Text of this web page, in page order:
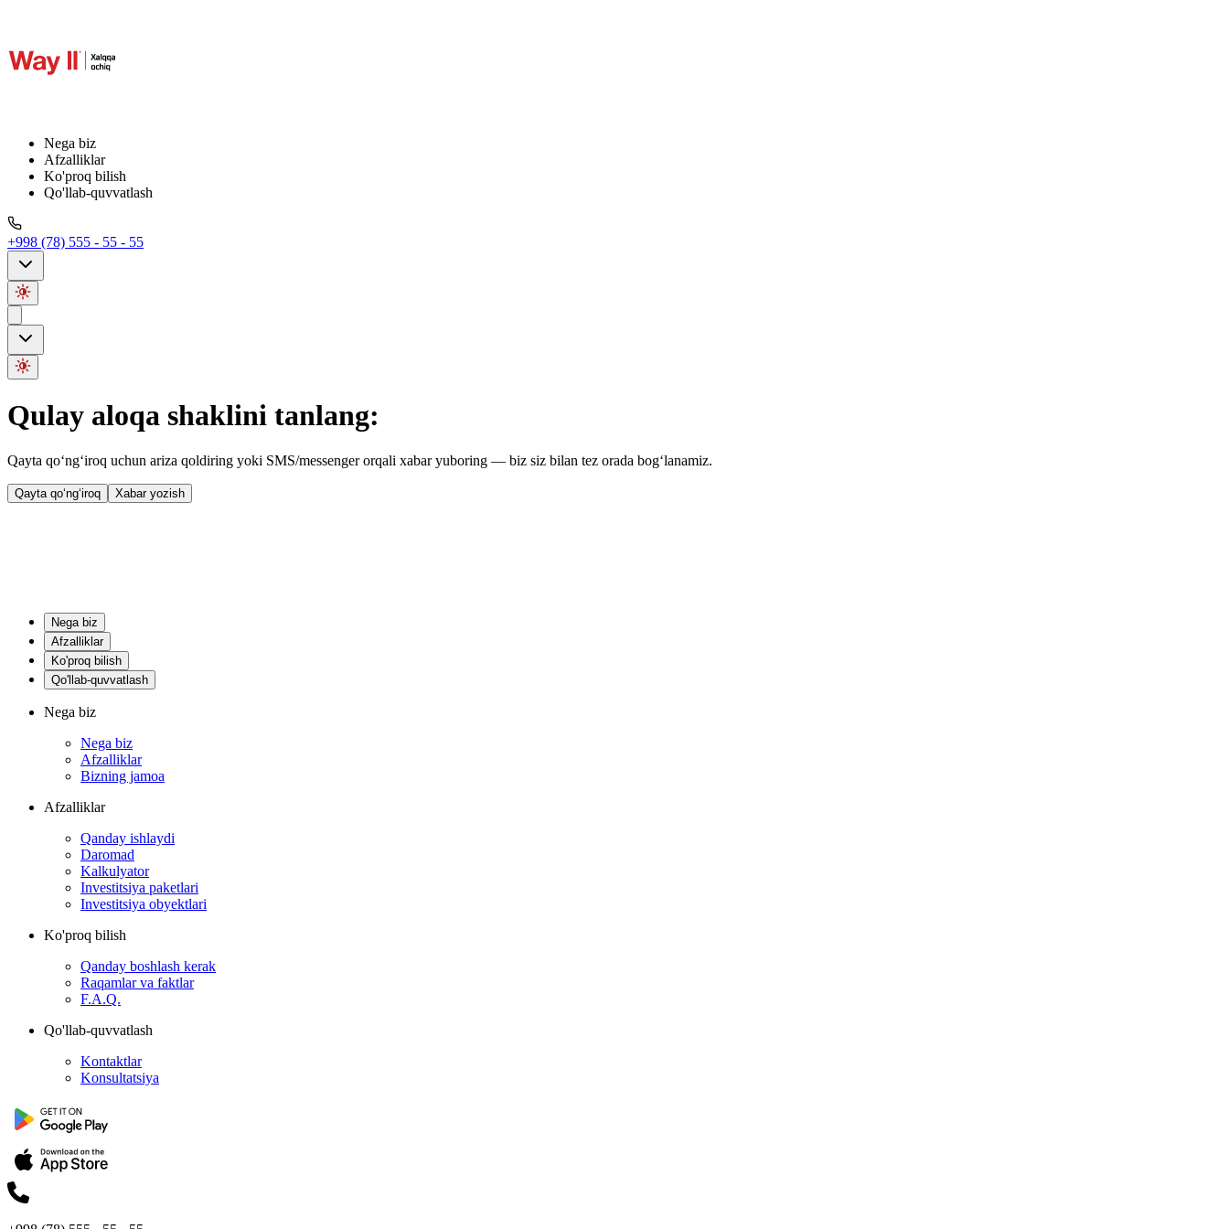
Nega biz
Afzalliklar
Ko'proq bilish
Qo'llab-quvvatlash
+998 (78) 555 - 55 - 55
Qulay aloqa shaklini tanlang:
Qayta qo‘ng‘iroq uchun ariza qoldiring yoki SMS/messenger orqali xabar yuboring — biz siz bilan tez orada bog‘lanamiz.
Qayta qo‘ng‘iroq Xabar yozish
Nega biz
Afzalliklar
Ko'proq bilish
Qo'llab-quvvatlash
Nega biz
Nega biz
Afzalliklar
Bizning jamoa
Afzalliklar
Qanday ishlaydi
Daromad
Kalkulyator
Investitsiya paketlari
Investitsiya obyektlari
Ko'proq bilish
Qanday boshlash kerak
Raqamlar va faktlar
F.A.Q.
Qo'llab-quvvatlash
Kontaktlar
Konsultatsiya